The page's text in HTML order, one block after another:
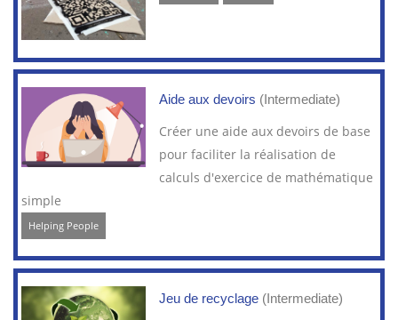
Aide aux devoirs (Intermediate)
Créer une aide aux devoirs de base
pour faciliter la réalisation de
calculs d'exercice de mathématique
simple
Helping People
Jeu de recyclage (Intermediate)